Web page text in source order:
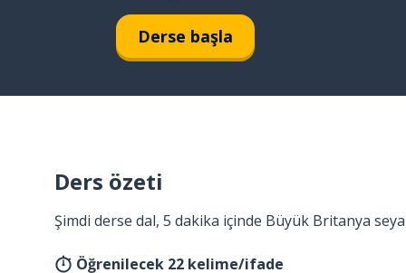
Derse başla
Ders özeti
Şimdi derse dal, 5 dakika içinde Büyük Britanya
Öğrenilecek 22 kelime/ifade